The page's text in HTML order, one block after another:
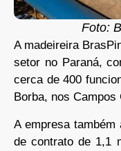
Foto:
A madeireira
setor no Paraná,
cerca de 400
Borba, nos Campos
A empresa também
de contrato de 1,1